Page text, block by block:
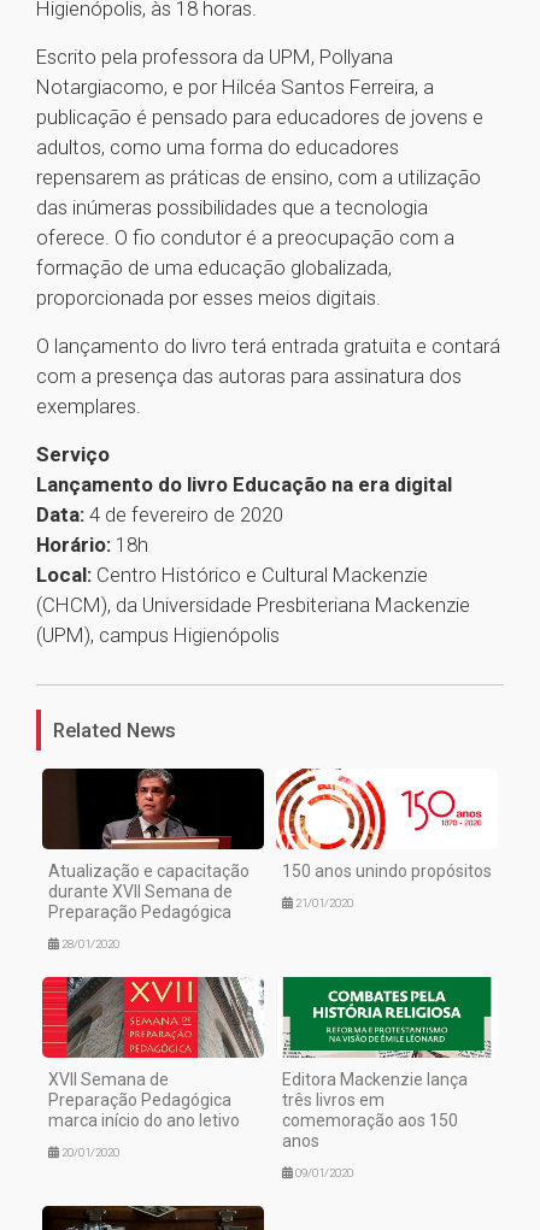
Higienópolis, às 18 horas.
Escrito pela professora da UPM, Pollyana
Notargiacomo, e por Hilcéa Santos Ferreira, a
publicação é pensado para educadores de jovens e
adultos, como uma forma do educadores
repensarem as práticas de ensino, com a utilização
das inúmeras possibilidades que a tecnologia
oferece. O fio condutor é a preocupação com a
formação de uma educação globalizada,
proporcionada por esses meios digitais.
O lançamento do livro terá entrada gratuita e contará
com a presença das autoras para assinatura dos
exemplares.
Serviço
Lançamento do livro Educação na era digital
Data: 4 de fevereiro de 2020
Horário: 18h
Local: Centro Histórico e Cultural Mackenzie
(CHCM), da Universidade Presbiteriana Mackenzie
(UPM), campus Higienópolis
1
Related News
Atualização e capacitação
durante XVII Semana de
Preparação Pedagógica
28/01/2020
150 anos unindo propósitos
21/01/2020
XVII Semana de
Preparação Pedagógica
marca início do ano letivo
20/01/2020
Editora Mackenzie lança
três livros em
comemoração aos 150
anos
09/01/2020